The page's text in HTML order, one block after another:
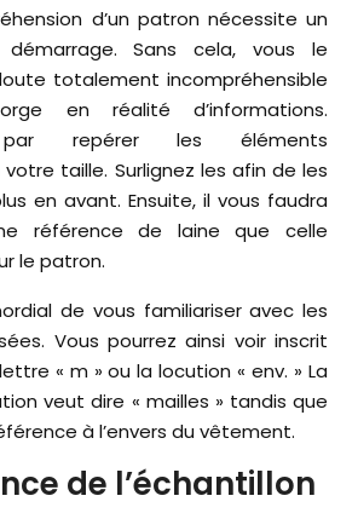
d’un patron nécessite un
Sans cela, vous le
totalement incompréhensible
en réalité d’informations.
par repérer les éléments
taille. Surlignez les afin de les
en avant. Ensuite, il vous faudra
référence de laine que celle
le patron.
de vous familiariser avec les
Vous pourrez ainsi voir inscrit
« m » ou la locution « env. » La
veut dire « mailles » tandis que
à l’envers du vêtement.
de l’échantillon